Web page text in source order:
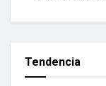
Tendencia